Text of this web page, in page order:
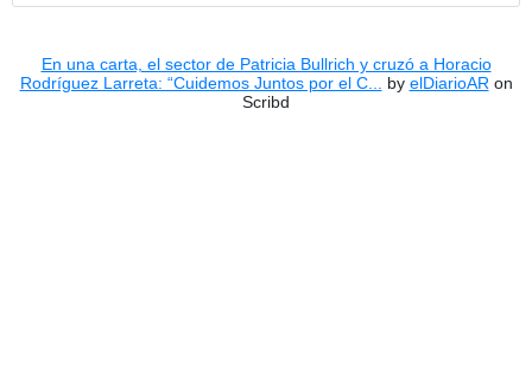
En una carta, el sector de Patricia Bullrich y cruzó a Horacio
Rodríguez Larreta: “Cuidemos Juntos por el C... by elDiarioARon
Scribd